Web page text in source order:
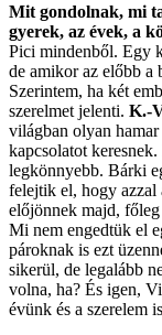
Mit gondolnak, mi
gyerek, az évek, a
Pici mindenből. Egy
de amikor az előbb a
Szerintem, ha két
szerelmet jelenti. K.-
világban olyan
kapcsolatot
legkönnyebb. Bárki
felejtik el, hogy azzal
előjönnek majd,
Mi nem engedtük el
pároknak is ezt
sikerül, de legalább
volna, ha? És igen,
évünk és a szerelem